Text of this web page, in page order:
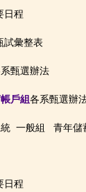
日程
試彙整表
甄選辦法
戶組各系甄選辦
一般組 青年儲
日程